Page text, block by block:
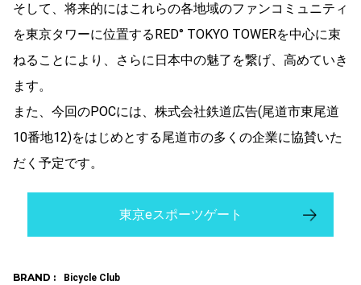
そして、将来的にはこれらの各地域のファンコミュニティ
を東京タワーに位置するRED° TOKYO TOWERを中心に束
ねることにより、さらに日本中の魅了を繋げ、高めていき
ます。
また、今回のPOCには、株式会社鉄道広告(尾道市東尾道
10番地12)をはじめとする尾道市の多くの企業に協賛いた
だく予定です。
東京eスポーツゲート
BRAND : Bicycle Club